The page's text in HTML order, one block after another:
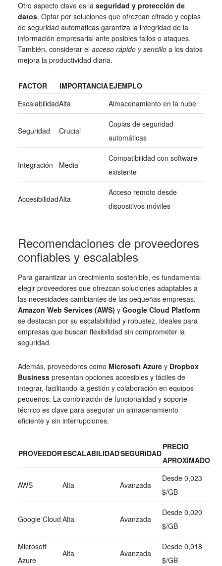
Otro aspecto clave es la seguridad y protección de
datos. Optar por soluciones que ofrezcan cifrado y copias
de seguridad automáticas garantiza la integridad de la
información empresarial ante posibles fallos o ataques.
También, considerar el acceso rápido y sencilloa los datos
mejora la productividad diaria.
FACTOR IMPORTANCIAEJEMPLO
EscalabilidadAlta Almacenamiento en la nube
Seguridad Crucial
Copias de seguridad
automáticas
Integración Media
Compatibilidad con software
existente
AccesibilidadAlta
Acceso remoto desde
dispositivos móviles
Recomendaciones de proveedores
confiables y escalables
Para garantizar un crecimiento sostenible, es fundamental
elegir proveedores que ofrezcan soluciones adaptables a
las necesidades cambiantes de las pequeñas empresas.
Amazon Web Services (AWS) y Google Cloud Platform
se destacan por su escalabilidad y robustez, ideales para
empresas que buscan flexibilidad sin comprometer la
seguridad.
Además, proveedores como Microsoft Azurey Dropbox
Businesspresentan opciones accesibles y fáciles de
integrar, facilitando la gestión y colaboración en equipos
pequeños. La combinación de funcionalidad y soporte
técnico es clave para asegurar un almacenamiento
eficiente y sin interrupciones.
PROVEEDORESCALABILIDADSEGURIDAD
PRECIO
APROXIMADO
AWS Alta Avanzada
Desde 0,023
$/GB
Google Cloud Alta Avanzada
Desde 0,020
$/GB
Microsoft
Azure
Alta Avanzada
Desde 0,018
$/GB